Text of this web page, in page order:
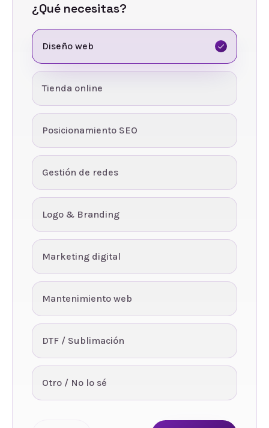
¿Qué necesitas?
Diseño web
Tienda online
Posicionamiento SEO
Gestión de redes
Logo & Branding
Marketing digital
Mantenimiento web
DTF / Sublimación
Otro / No lo sé